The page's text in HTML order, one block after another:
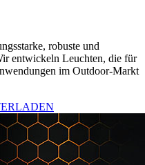
robuste und
entwickeln Leuchten, die für
im Outdoor-Markt